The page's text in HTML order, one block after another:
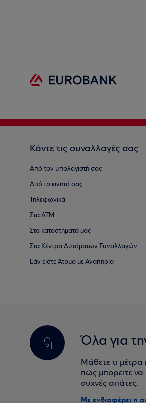
Κάντε τις συναλλαγές σας
Από τον υπολογιστή σας
Από το κινητό σας
Τηλεφωνικά
Στα ΑΤΜ
Στα καταστήματά μας
Στα Κέντρα Αυτόματων Συναλλαγών
Εάν είστε Άτομα με Αναπηρία
Όλα για
Μάθετε τι
πώς μπορείτε να
συχνές απάτες.
Με ενδιαφέρει η